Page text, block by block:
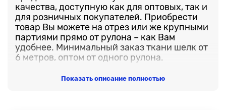
качества, доступную как для оптовых, так и
для розничных покупателей. Приобрести
товар Вы можете на отрез или же крупными
партиями прямо от рулона – как Вам
удобнее. Минимальный заказ ткани шелк от
6 метров, оптом от одного рулона.
множество цветов и оттенков шелкового
Показать описание полностью